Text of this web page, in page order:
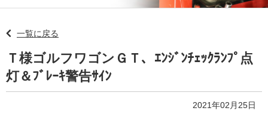
一覧に戻る
Ｔ様ゴルフワゴンＧＴ、ｴﾝｼﾞﾝﾁｪｯｸﾗﾝﾌﾟ点
灯＆ﾌﾞﾚｰｷ警告ｻｲﾝ
2021年02月25日